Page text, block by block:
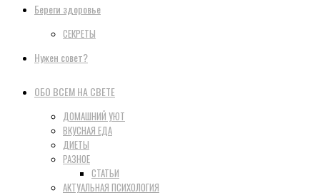
Береги здоровье
СЕКРЕТЫ
Нужен совет?
ОБО ВСЕМ НА СВЕТЕ
ДОМАШНИЙ УЮТ
ВКУСНАЯ ЕДА
ДИЕТЫ
РАЗНОЕ
СТАТЬИ
АКТУАЛЬНАЯ ПСИХОЛОГИЯ